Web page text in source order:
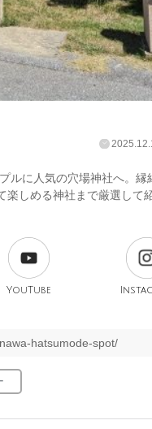
ルに人気の穴場神社へ。縁
楽しめる神社まで厳選して
YouTube
hatsumode-spot/